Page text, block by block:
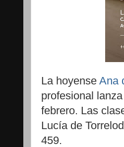
La hoyense Ana
profesional
febrero. Las
Lucía de
459.